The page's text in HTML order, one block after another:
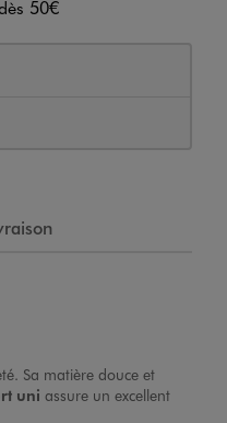
50€
Sa matière douce et
uni assure un excellent